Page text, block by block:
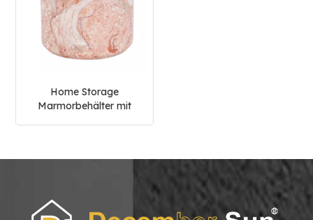
Home Storage
Marmorbehälter mit